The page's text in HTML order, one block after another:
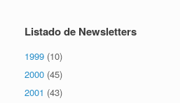
Listado de Newsletters
1999 (10)
2000 (45)
2001 (43)